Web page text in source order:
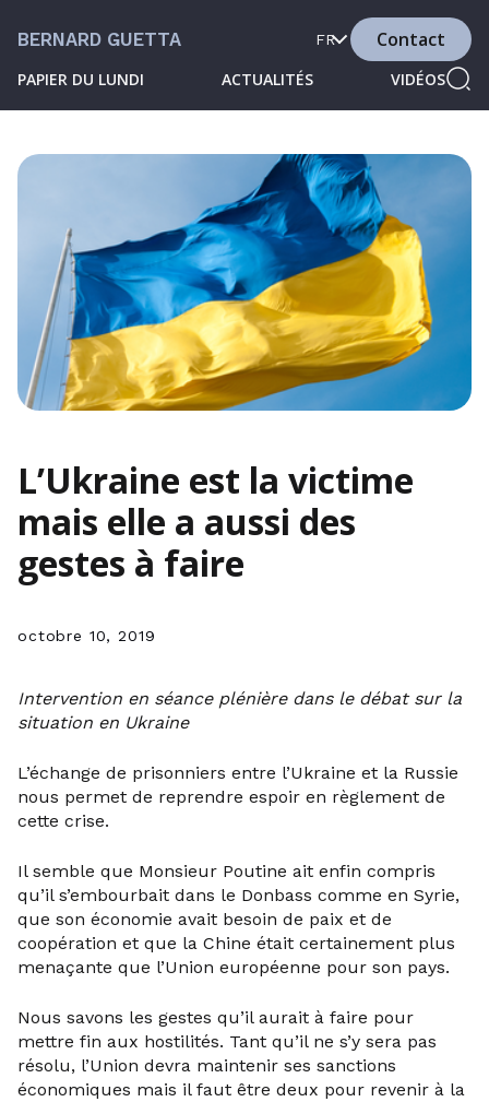
BERNARD GUETTA
PAPIER DU LUNDI ACTUALITÉS VIDÉOS
FR Contact
L’Ukraine est la victime
mais elle a aussi des
gestes à faire
octobre 10, 2019
Intervention en séance plénière dans le débat sur la
situation en Ukraine
L’échange de prisonniers entre l’Ukraine et la Russie
nous permet de reprendre espoir en règlement de
cette crise.
Il semble que Monsieur Poutine ait enfin compris
qu’il s’embourbait dans le Donbass comme en Syrie,
que son économie avait besoin de paix et de
coopération et que la Chine était certainement plus
menaçante que l’Union européenne pour son pays.
Nous savons les gestes qu’il aurait à faire pour
mettre fin aux hostilités. Tant qu’il ne s’y sera pas
résolu, l’Union devra maintenir ses sanctions
économiques mais il faut être deux pour revenir à la